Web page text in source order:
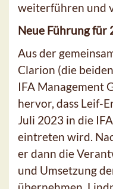
weiterführen und
Neue Führung für
Aus der
Clarion (die
IFA Management
hervor, dass Leif-
Juli 2023 in die
eintreten wird.
er dann die
und Umsetzung